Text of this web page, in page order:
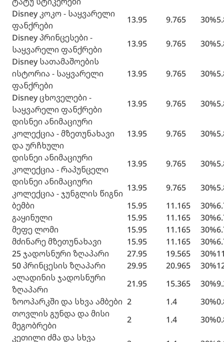
Disney კოკო - საყვარელი
ფანქრები
13.95 9.765 30%
Disney პრინცესები -
საყვარელი ფანქრები
13.95 9.765 30%
Disney სათამაშოების
ისტორია - საყვარელი
ფანქრები
13.95 9.765 30%
Disney ცხოველები -
საყვარელი ფანქრები
13.95 9.765 30%
დისნეი ანიმაციური
კოლექცია - მზეთუნახავი
და ურჩხული
13.95 9.765 30%
დისნეი ანიმაციური
კოლექცია - რაპუნცელი
13.95 9.765 30%
დისნეი ანიმაციური
კოლექცია - ჯუნგლის წიგნი
13.95 9.765 30%
ბემბი
15.95 11.165 30%
გაყინული
15.95 11.165 30%
მეფე ლომი
15.95 11.165 30%
მძინარე მზეთუნახავი
15.95 11.165 30%
25 ჯადოსნური ზღაპარი
27.95 19.565 30%
50 პრინცესის ზღაპარი
29.95 20.965 30%
ალადინის ჯადოსნური
ზღაპარი
21.95 15.365 30%
ზოოპარკში და სხვა ამბები 2 1.4 30%
თოვლის გუნდა და მისი
მეგობრები
2 1.4 30%
კეთილი ძმა და სხვა